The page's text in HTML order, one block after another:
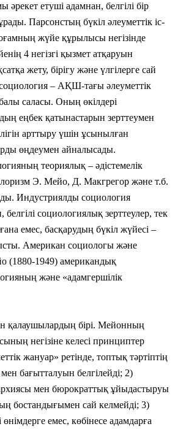
әрекет етуші адамнан, белгілі бір
Парсонстың бүкіл әлеуметтік іс-
жүйе құрылысы негізінде
4 негізгі қызмет атқаруын
жету, бірігу және үлгілерге сай
– АҚШ-тағы әлеуметтік
саласы. Оның өкілдері
еңбек қатынастарын зерттеумен
арттыру үшін ұсынылған
өңдеумен айналысады.
теориялық – әдістемелік
Э. Мейо, Д. Макгрегор және т.б.
Индустриялды социология
белгілі социологиялық зерттеулер, тек
емес, басқарудың бүкіл жүйесі –
Американ социологы және
(1880-1949) американдық
және «адамгершілік
қалаушылардың бірі. Мейонның
негізіне келесі принциптер
жануар» ретінде, топтық тәртіптің
мен бағытталуын белгілейді; 2)
мен бюрократтық ұйыдастыруы
бостандығымен сай келмейді; 3)
емес, көбінесе адамдарға